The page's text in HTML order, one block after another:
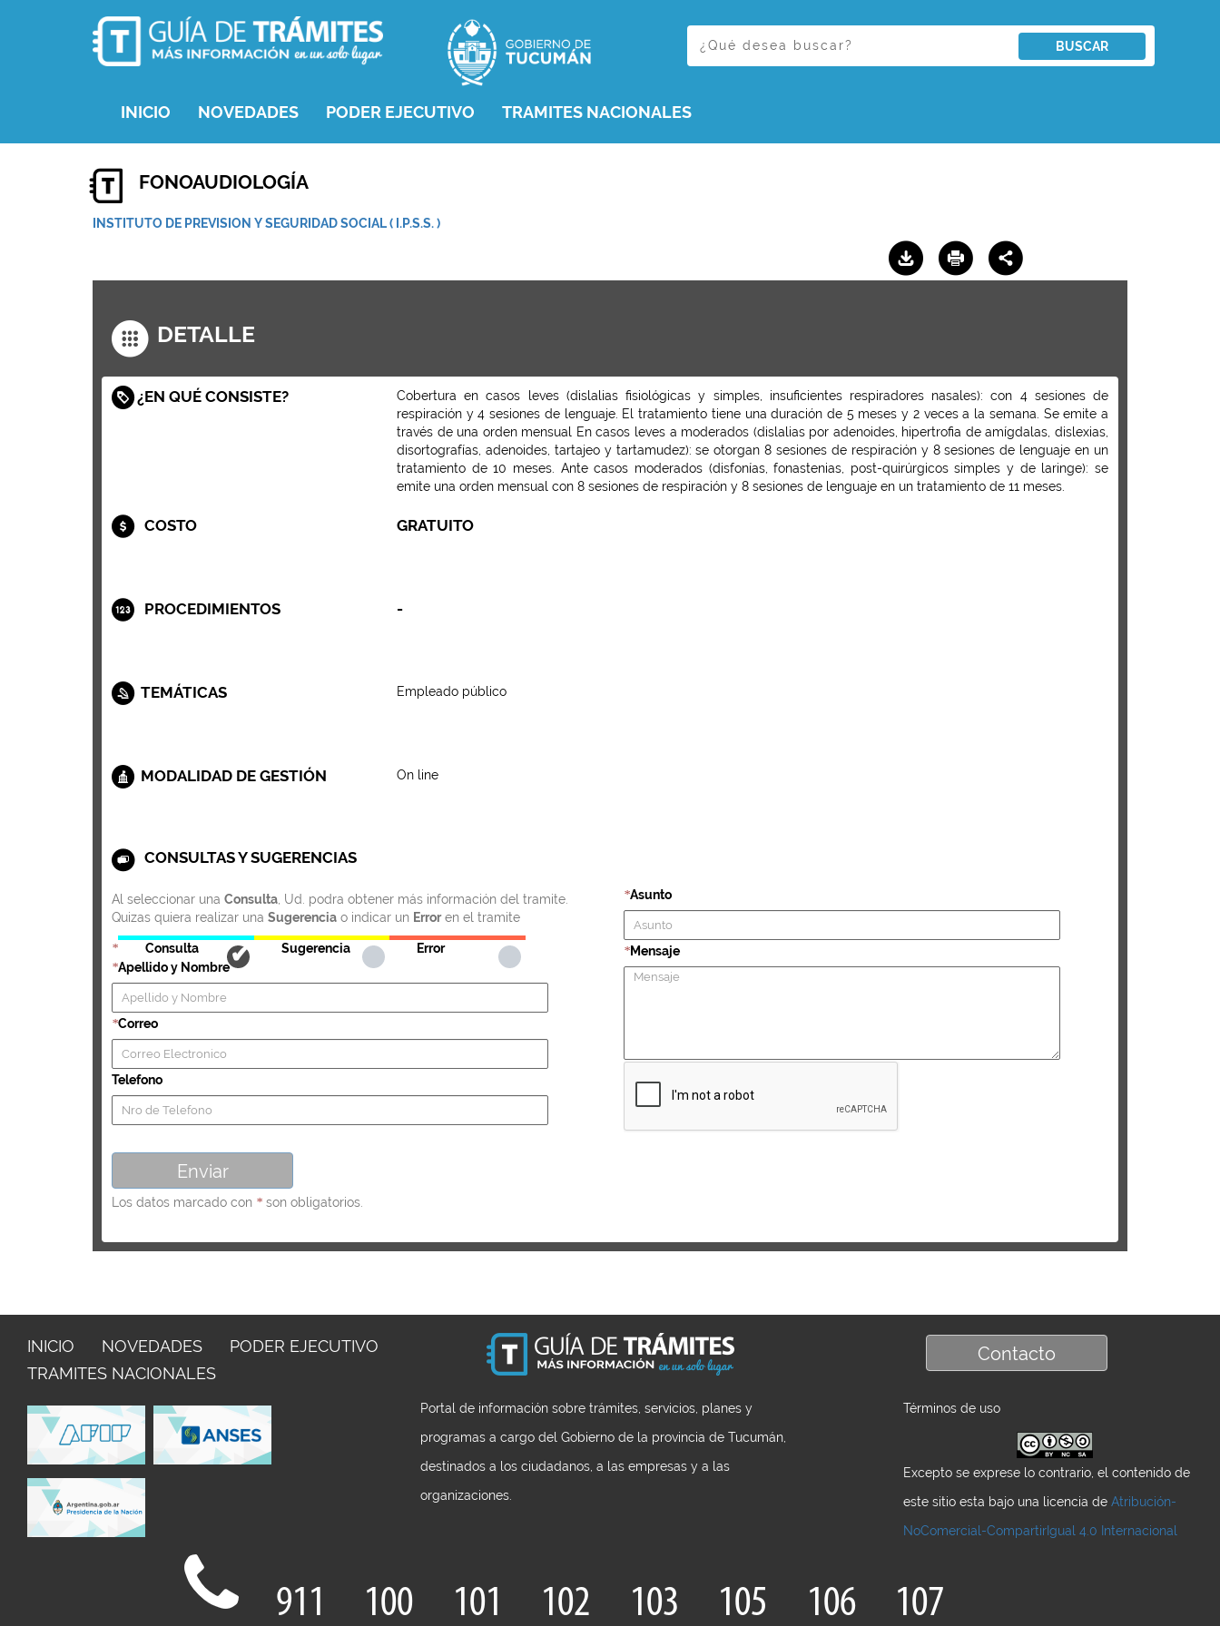
BUSCAR
INICIO NOVEDADES PODER EJECUTIVO TRAMITES NACIONALES
FONOAUDIOLOGÍA
INSTITUTO DE PREVISION Y SEGURIDAD SOCIAL ( I.P.S.S. )
DETALLE
¿EN QUÉ CONSISTE?
Cobertura en casos leves (dislalias fisiológicas y simples, insuficientes respiradores nasales): con 4 sesiones de
respiración y 4 sesiones de lenguaje. El tratamiento tiene una duración de 5 meses y 2 veces a la semana. Se emite a
través de una orden mensual En casos leves a moderados (dislalias por adenoides, hipertrofia de amígdalas, dislexias,
disortografías, adenoides, tartajeo y tartamudez): se otorgan 8 sesiones de respiración y 8 sesiones de lenguaje en un
tratamiento de 10 meses. Ante casos moderados (disfonías, fonastenias, post-quirúrgicos simples y de laringe): se
emite una orden mensual con 8 sesiones de respiración y 8 sesiones de lenguaje en un tratamiento de 11 meses.
COSTO GRATUITO
PROCEDIMIENTOS -
TEMÁTICAS Empleado público
MODALIDAD DE GESTIÓN On line
CONSULTAS Y SUGERENCIAS
Al seleccionar una Consulta , Ud. podra obtener más información del tramite.
Quizas quiera realizar una Sugerencia o indicar un Erroren el tramite
* Consulta Sugerencia Error
*Apellido y Nombre
*Correo
Telefono
*Asunto
* Mensaje
Los datos marcado con * son obligatorios.
INICIO NOVEDADES
PODER EJECUTIVO
TRAMITES NACIONALES
Portal de información sobre trámites, servicios, planes y
programas a cargo del Gobierno de la provincia de Tucumán,
destinados a los ciudadanos, a las empresas y a las
organizaciones.
Contacto
Términos de uso
Excepto se exprese lo contrario, el contenido de
este sitio esta bajo una licencia de Atribución-
NoComercial-CompartirIgual 4.0 Internacional
911 100 101 102 103 105 106 107